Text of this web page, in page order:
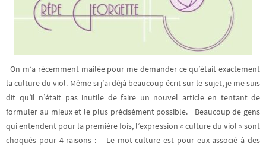
On m’a récemment mailée pour me demander ce qu’était exactement
la culture du viol. Même si j’ai déjà beaucoup écrit sur le sujet, je me suis
dit qu’il n’était pas inutile de faire un nouvel article en tentant de
formuler au mieux et le plus précisément possible. Beaucoup de gens
qui entendent pour la première fois, l’expression « culture du viol » sont
choqués pour 4 raisons : – Le mot culture est pour eux associé à des